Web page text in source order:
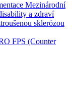
Mezinárodní
a zdraví
sklerózou
FPS (Counter